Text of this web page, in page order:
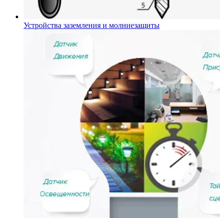
Устройства заземления и молниезащиты